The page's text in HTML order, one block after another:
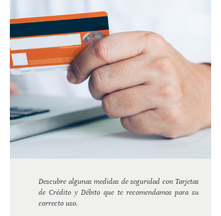
Descubre algunas medidas de seguridad con Tarjetas
de Crédito y Débito que te recomendamos para su
correcto uso.